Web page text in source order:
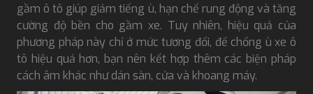
gầm ô tô giúp giảm tiếng ù, hạn chế rung động và tăng
cường độ bền cho gầm xe. Tuy nhiên, hiệu quả của
phương pháp này chỉ ở mức tương đối, để chống ù xe ô
tô hiệu quả hơn, bạn nên kết hợp thêm các biện pháp
cách âm khác như dán sàn, cửa và khoang máy.